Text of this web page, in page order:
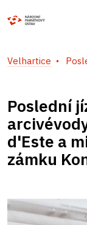
Velhartice
Poslední
d'Este a
zámku